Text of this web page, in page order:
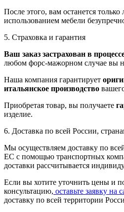
После этого, вам останется
использованием мебели
5. Страховка и гарантия
Ваш заказ застрахован в
любом форс-мажорном случае вы
Наша компания гарантирует
итальянское производство
Приобретая товар, вы получаете
изделие.
6. Доставка по всей России,
Мы осуществляем доставку по
ЕС с помощью транспортных
доставки рассчитывается
Если вы хотите уточнить цены и
консультацию, оставьте заявку на
доставку по всей территории